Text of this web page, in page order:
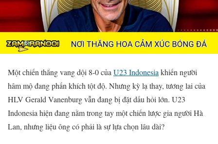
Một chiến thắng vang dội 8-0 của U23 Indonesia khiến người
hâm mộ đang phấn khích tột độ. Nhưng kỳ lạ thay, tương lai của
HLV Gerald Vanenburg vẫn đang bị đặt dấu hỏi lớn. U23
Indonesia hiện đang nằm trong tay một chiến lược gia người Hà
Lan, nhưng liệu ông có phải là sự lựa chọn lâu dài?